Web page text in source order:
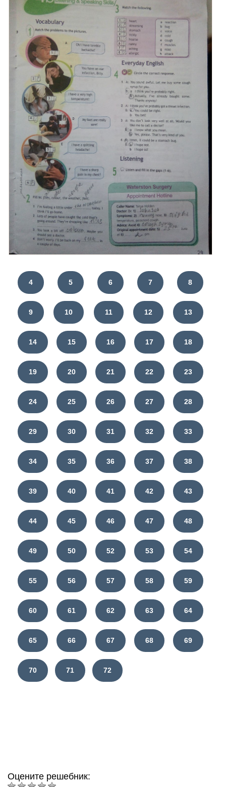
4 5 6 7 8
9 10 11 12 13
14 15 16 17 18
19 20 21 22 23
24 25 26 27 28
29 30 31 32 33
34 35 36 37 38
39 40 41 42 43
44 45 46 47 48
49 50 52 53 54
55 56 57 58 59
60 61 62 63 64
65 66 67 68 69
70 71 72
Оцените решебник: